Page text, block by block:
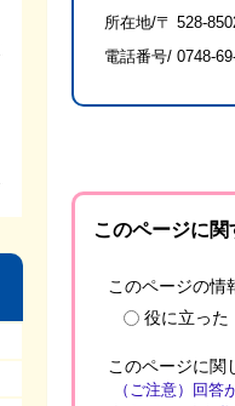
所在地/〒 528-
電話番号/ 0748-
このページに関
このページの情
役に立った
このページに関
（ご注意）回